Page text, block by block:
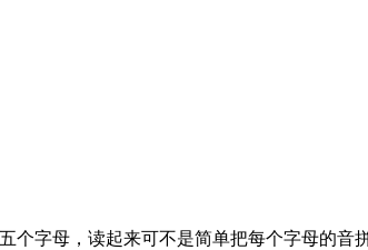
个字母，读起来可不是简单把每个字母的